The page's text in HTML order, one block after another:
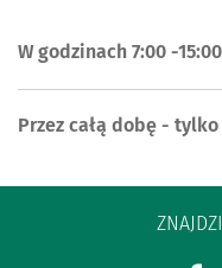
W godzinach 7:00 -15:00
Przez całą dobę -